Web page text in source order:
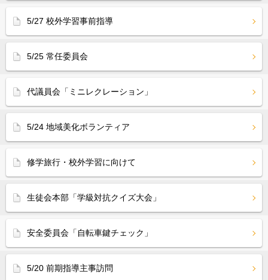
5/27 校外学習事前指導
5/25 常任委員会
代議員会「ミニレクレーション」
5/24 地域美化ボランティア
修学旅行・校外学習に向けて
生徒会本部「学級対抗クイズ大会」
安全委員会「自転車鍵チェック」
5/20 前期指導主事訪問